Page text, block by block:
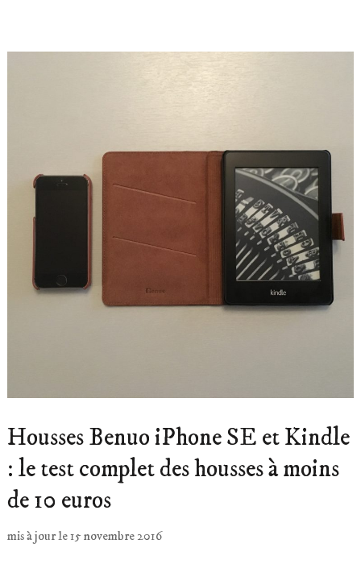
Housses Benuo iPhone SE et Kindle
: le test complet des housses à moins
de 10 euros
mis à jour le15 novembre 2016